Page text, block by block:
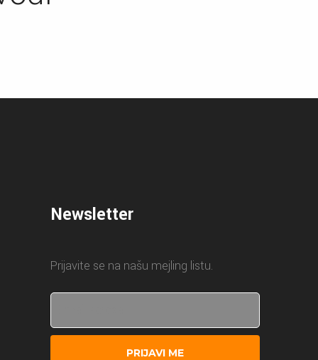
Newsletter
Prijavite se na našu mejling listu.
PRIJAVI ME